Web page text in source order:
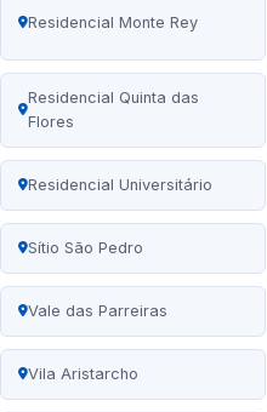
Residencial Monte Rey
Residencial Quinta das
Flores
Residencial Universitário
Sítio São Pedro
Vale das Parreiras
Vila Aristarcho